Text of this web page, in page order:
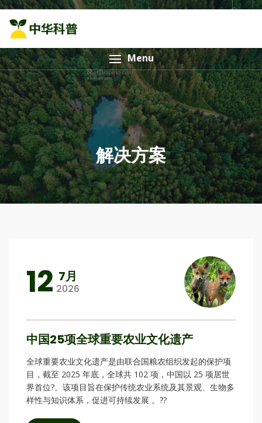
Menu
解决方案
12 7月
2026
中国25项全球重要农业文化遗产
全球重要农业文化遗产是由联合国粮农组织发起的保护项
目，截至 2025 年底，全球共 102 项，中国以 25 项居世
界首位?。该项目旨在保护传统农业系统及其景观、生物多
样性与知识体系，促进可持续发展 。??